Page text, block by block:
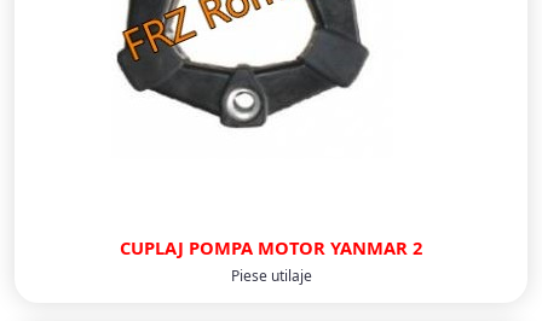
CUPLAJ POMPA MOTOR YANMAR 2
Piese utilaje